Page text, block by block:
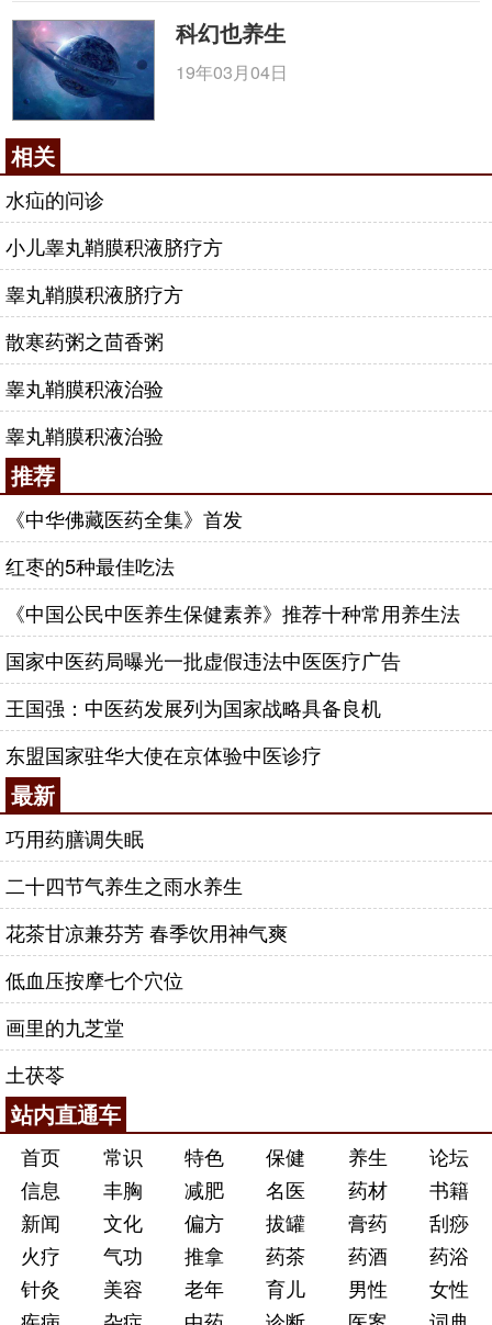
科幻也养生
19年03月04日
相关
水疝的问诊
小儿睾丸鞘膜积液脐疗方
睾丸鞘膜积液脐疗方
散寒药粥之茴香粥
睾丸鞘膜积液治验
睾丸鞘膜积液治验
推荐
《中华佛藏医药全集》首发
红枣的5种最佳吃法
《中国公民中医养生保健素养》推荐十种常用养生法
国家中医药局曝光一批虚假违法中医医疗广告
王国强：中医药发展列为国家战略具备良机
东盟国家驻华大使在京体验中医诊疗
最新
巧用药膳调失眠
二十四节气养生之雨水养生
花茶甘凉兼芬芳 春季饮用神气爽
低血压按摩七个穴位
画里的九芝堂
土茯苓
站内直通车
首页 常识 特色 保健 养生
论坛
信息
丰胸 减肥 名医 药材
书籍
新闻
文化 偏方 拔罐 膏药
刮痧
火疗
气功 推拿 药茶 药酒
药浴
针灸
美容 老年 育儿 男性
女性